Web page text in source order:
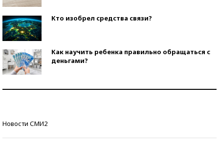
Кто изобрел средства связи?
Как научить ребенка правильно обращаться с
деньгами?
Новости СМИ2